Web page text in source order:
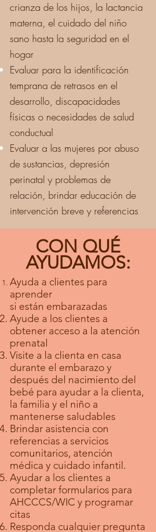
crianza de los hijos, la lactancia
materna, el cuidado del niño
sano hasta la seguridad en el
hogar
Evaluar para la identificación
temprana de retrasos en el
desarrollo, discapacidades
físicas o necesidades de salud
conductual
Evaluar a las mujeres por abuso
de sustancias, depresión
perinatal y problemas de
relación, brindar educación de
intervención breve y referencias
CON QUÉ
AYUDAMOS:
Ayuda a clientes para
aprender
si están embarazadas
Ayude a los clientes a
obtener acceso a la atención
prenatal
Visite a la clienta en casa
durante el embarazo y
después del nacimiento del
bebé para ayudar a la clienta,
la familia y el niño a
mantenerse saludables
Brindar asistencia con
referencias a servicios
comunitarios, atención
médica y cuidado infantil.
Ayudar a los clientes a
completar formularios para
AHCCCS/WIC y programar
citas
Responda cualquier pregunta